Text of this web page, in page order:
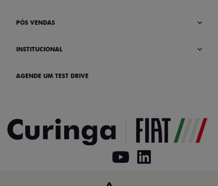
PÓS VENDAS
INSTITUCIONAL
AGENDE UM TEST DRIVE